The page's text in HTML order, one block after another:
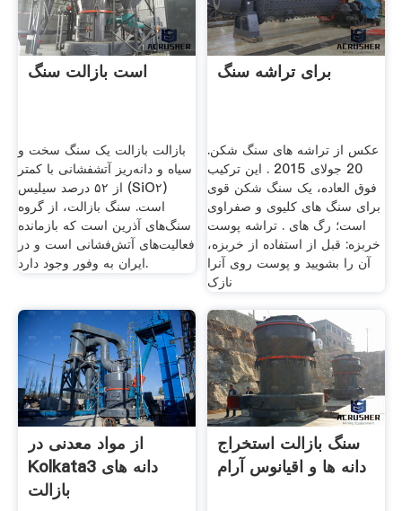
است بازالت سنگ
بازالت بازالت یک سنگ سخت و
سیاه و دانه‌ریز آتشفشانی با کمتر
از ۵۲ درصد سیلیس (SiO۲)
است. سنگ بازالت، از گروه
سنگ‌های آذرین است که بازمانده
فعالیت‌های آتش‌فشانی است و در
ایران به وفور وجود دارد.
برای تراشه سنگ
عکس از تراشه های سنگ شکن.
20 جولای 2015 . این ترکیب
فوق العاده، یک سنگ شکن قوی
برای سنگ های کلیوی و صفراوی
است؛ رگ های . تراشه پوست
خربزه: قبل از استفاده از خربزه،
آن را بشویید و پوست روی آنرا
نازک
از مواد معدنی در
Kolkata3 دانه های
بازالت
سنگ بازالت استخراج
دانه ها و اقیانوس آرام